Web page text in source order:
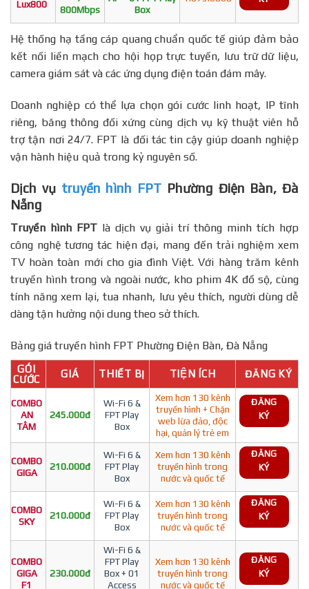
Lux800
800Mbps
Box
Hệ thống hạ tầng cáp quang chuẩn quốc tế giúp đảm bảo
kết nối liền mạch cho hội họp trực tuyến, lưu trữ dữ liệu,
camera giám sát và các ứng dụng điện toán đám mây.
Doanh nghiệp có thể lựa chọn gói cước linh hoạt, IP tĩnh
riêng, băng thông đối xứng cùng dịch vụ kỹ thuật viên hỗ
trợ tận nơi 24/7. FPT là đối tác tin cậy giúp doanh nghiệp
vận hành hiệu quả trong kỷ nguyên số.
Dịch vụ truyền hình FPT Phường Điện Bàn, Đà
Nẵng
Truyền hình FPT là dịch vụ giải trí thông minh tích hợp
công nghệ tương tác hiện đại, mang đến trải nghiệm xem
TV hoàn toàn mới cho gia đình Việt. Với hàng trăm kênh
truyền hình trong và ngoài nước, kho phim 4K đồ sộ, cùng
tính năng xem lại, tua nhanh, lưu yêu thích, người dùng dễ
dàng tận hưởng nội dung theo sở thích.
Bảng giá truyền hình FPT Phường Điện Bàn, Đà Nẵng
GÓI
CƯỚC
GIÁ THIẾT BỊ TIỆN ÍCH ĐĂNG KÝ
COMBO
AN
TÂM
245.000đ
Wi-Fi 6 &
FPT Play
Box
Xem hơn 130 kênh
truyền hình + Chặn
web lừa đảo, độc
hại, quản lý trẻ em
ĐĂNG
KÝ
COMBO
GIGA
210.000đ
Wi-Fi 6 &
FPT Play
Box
Xem hơn 130 kênh
truyền hình trong
nước và quốc tế
ĐĂNG
KÝ
COMBO
SKY
210.000đ
Wi-Fi 6 &
FPT Play
Box
Xem hơn 130 kênh
truyền hình trong
nước và quốc tế
ĐĂNG
KÝ
COMBO
GIGA
F1
230.000đ
Wi-Fi 6 &
FPT Play
Box + 01
Access
Xem hơn 130 kênh
truyền hình trong
nước và quốc tế
ĐĂNG
KÝ